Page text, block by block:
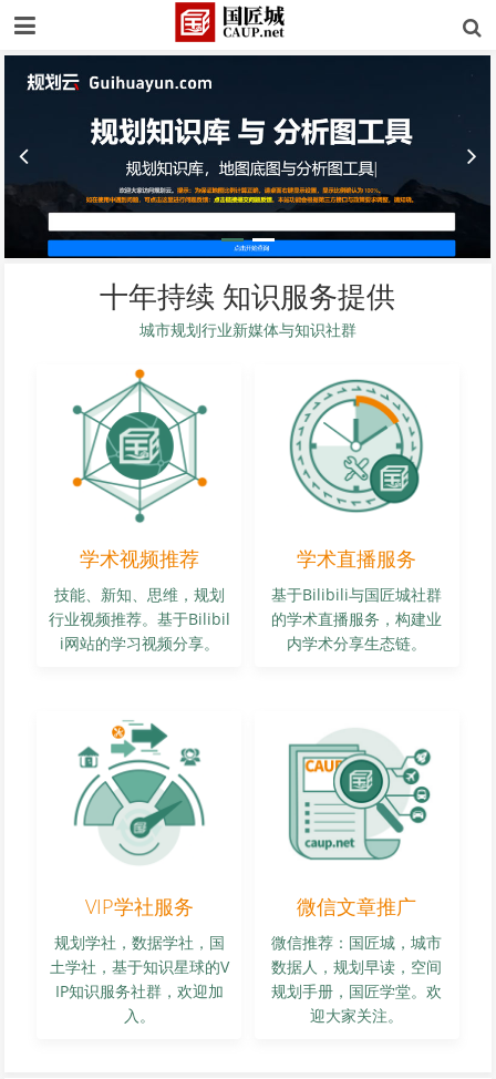
十年持续 知识服务提供
城市规划行业新媒体与知识社群
学术视频推荐
技能、新知、思维，规划
行业视频推荐。基于Bilibil
i网站的学习视频分享。
学术直播服务
基于Bilibili与国匠城社群
的学术直播服务，构建业
内学术分享生态链。
VIP学社服务
规划学社，数据学社，国
土学社，基于知识星球的V
IP知识服务社群，欢迎加
入。
微信文章推广
微信推荐：国匠城，城市
数据人，规划早读，空间
规划手册，国匠学堂。欢
迎大家关注。